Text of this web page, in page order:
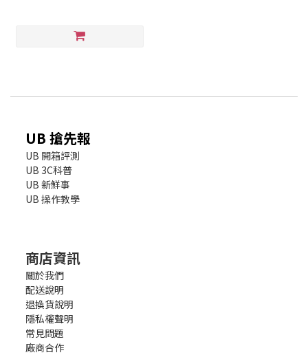
UB 搶先報
UB 開箱評測
UB 3C科普
UB 新鮮事
UB 操作教學
商店資訊
關於我們
配送說明
退換貨說明
隱私權聲明
常見問題
廠商合作